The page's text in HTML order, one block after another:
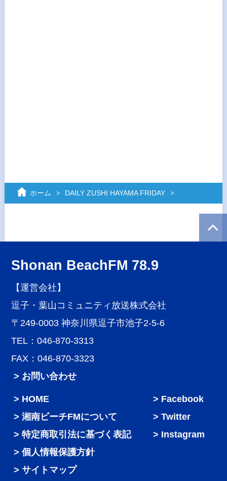
ホーム DAILY ZUSHI HAYAMA FRIDAY
Shonan BeachFM 78.9
【運営会社】
逗子・葉山コミュニティ放送株式会社
〒249-0003 神奈川県逗子市池子2-5-6
TEL：046-870-3313
FAX：046-870-3323
> お問い合わせ
HOME
湘南ビーチFMについて
特定商取引法に基づく表記
個人情報保護方針
サイトマップ
Facebook
Twitter
Instagram